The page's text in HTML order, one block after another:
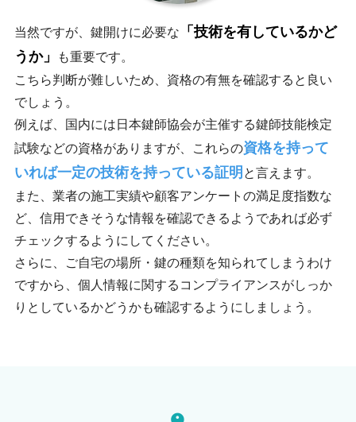
当然ですが、鍵開けに必要な
「技術を有しているかど
うか」
も重要です。
こちら判断が難しいため、資格の有無を確認すると良い
でしょう。
例えば、国内には日本鍵師協会が主催する鍵師技能検定
試験などの資格がありますが、これらの資格を持って
いれば一定の技術を持っている証明 と言えます。
また、業者の施工実績や顧客アンケートの満足度指数な
ど、信用できそうな情報を確認できるようであれば必ず
チェックするようにしてください。
さらに、ご自宅の場所・鍵の種類を知られてしまうわけ
ですから、個人情報に関するコンプライアンスがしっか
りとしているかどうかも確認するようにしましょう。